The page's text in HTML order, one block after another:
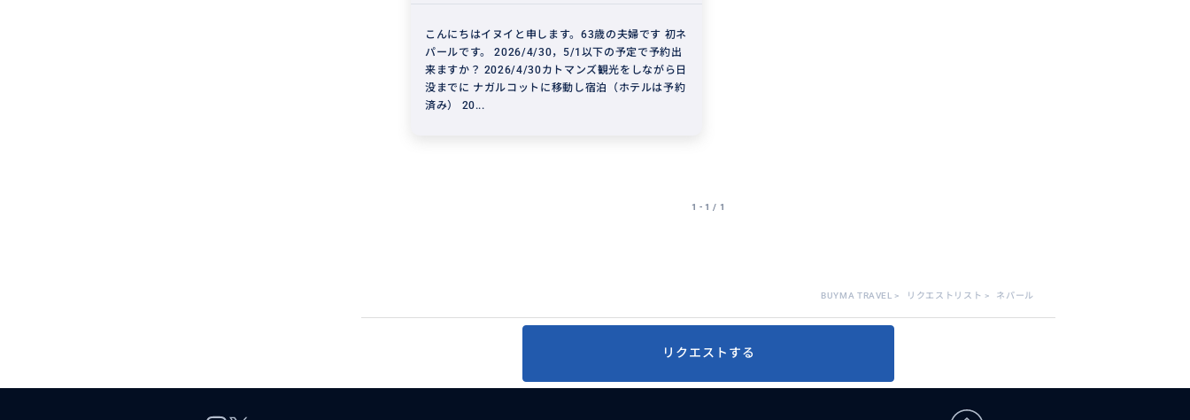
こんにちはイヌイと申します。63歳の夫婦です 初ネ
パールです。 2026/4/30，5/1以下の予定で予約出
来ますか？ 2026/4/30カトマンズ観光をしながら日
没までに ナガルコットに移動し宿泊（ホテルは予約
済み） 20...
1 - 1 / 1
BUYMA TRAVEL > リクエストリスト > ネパール
リクエストする